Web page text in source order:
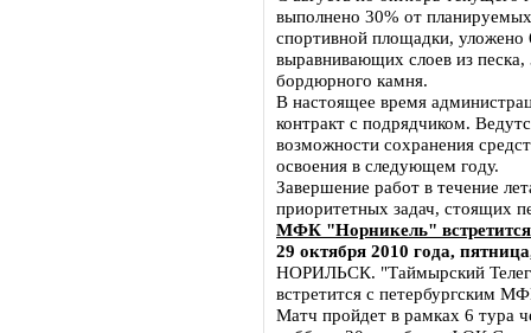
выполнено 30% от
спортивной площадки,
выравнивающих слоев из
бордюрного камня.
В настоящее время
контракт с подрядчиком.
возможности сохранения
освоения в следующем году.
Завершение работ в течение
приоритетных задач, стоящих
МФК "Норникель"
29 октября 2010 года,
НОРИЛЬСК. "Таймырский
встретится с петербургским
Матч пройдет в рамках 6 тура